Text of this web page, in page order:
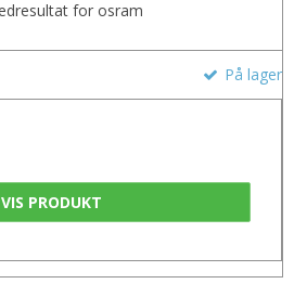
På lager
VIS PRODUKT